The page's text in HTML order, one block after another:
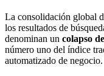
La consolidación global
los resultados de
denominan un colapso
número uno del índice
automatizado de negocio.